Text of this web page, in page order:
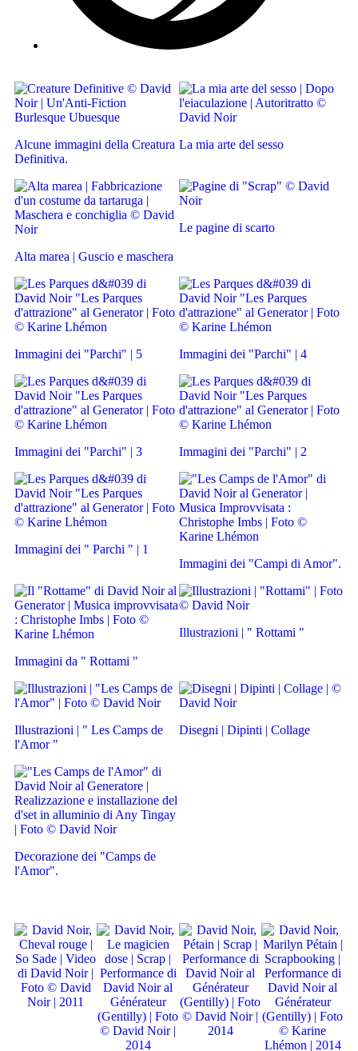
Alcune immagini della Creatura
Definitiva.
La mia arte del sesso
Alta marea | Guscio e maschera
Le pagine di scarto
Immagini dei "Parchi" | 5 Immagini dei "Parchi" | 4
Immagini dei "Parchi" | 3 Immagini dei "Parchi" | 2
Immagini dei " Parchi " | 1
Immagini dei "Campi di Amor".
Immagini da " Rottami "
Illustrazioni | " Rottami "
Illustrazioni | " Les Camps de
l'Amor "
Disegni | Dipinti | Collage
Decorazione dei "Camps de
l'Amor".